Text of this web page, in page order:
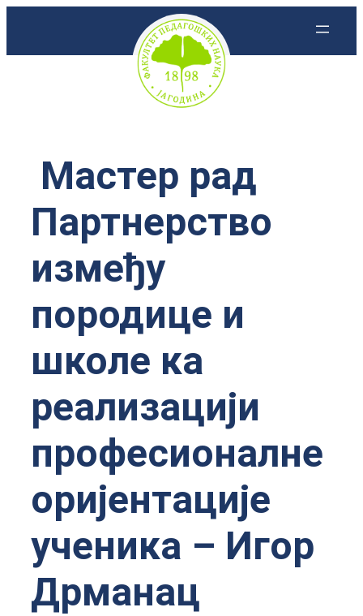
Мастер рад
Партнерство
између
породице и
школе ка
реализацији
професионалне
оријентације
ученика – Игор
Дрманац